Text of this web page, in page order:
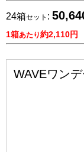
24箱セット :
1箱あたり約2,110円
WAVEワン